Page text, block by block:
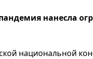
нанесла
национальной